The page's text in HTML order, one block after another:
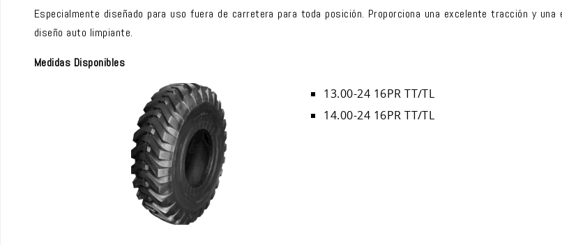
Especialmente diseñado para uso fuera de carretera para toda posición. Proporciona una excelente tracción y
diseño auto limpiante.
Medidas Disponibles
13.00-24 16PR TT/TL
14.00-24 16PR TT/TL